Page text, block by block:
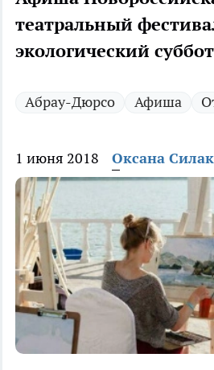
театральный
экологический
Абрау-Дюрсо Афиша
1 июня 2018 Оксана